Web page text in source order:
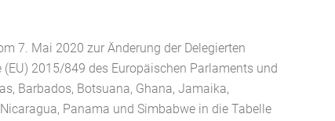
7. Mai 2020 zur Änderung der Delegierten
2015/849 des Europäischen Parlaments und
Barbados, Botsuana, Ghana, Jamaika,
Panama und Simbabwe in die Tabelle